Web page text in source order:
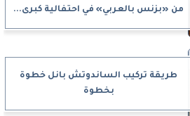
من «بزنس بالعربي» في احتفالية كبرى...
طريقة تركيب الساندوتش بانل خطوة
بخطوة